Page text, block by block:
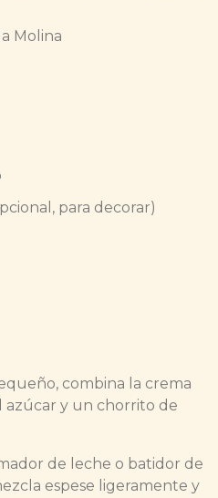
Molina
para decorar)
combina la crema
azúcar y un chorrito de
de leche o batidor de
espese ligeramente y